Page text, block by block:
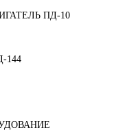
ПД-10
144